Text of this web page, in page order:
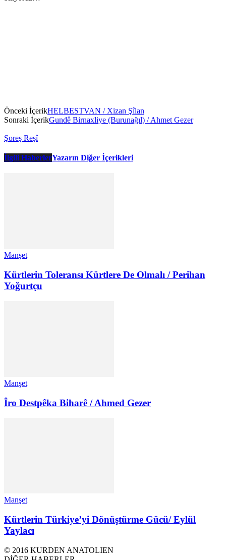
Önceki İçerikHELBESTVAN / Xizan Şîlan
Sonraki İçerikGundê Birnaxliye (Burunağıl) / Ahmet Gezer
Şoreş Reşî
İlgili HaberlerYazarın Diğer İçerikleri
Manşet
Kürtlerin Toleransı Kürtlere De Olmalı / Perihan
Yoğurtçu
Manşet
Îro Destpêka Biharê / Ahmed Gezer
Manşet
Kürtlerin Türkiye’yi Dönüştürme Gücü/ Eylül
Yaylacı
© 2016 KURDEN ANATOLIEN